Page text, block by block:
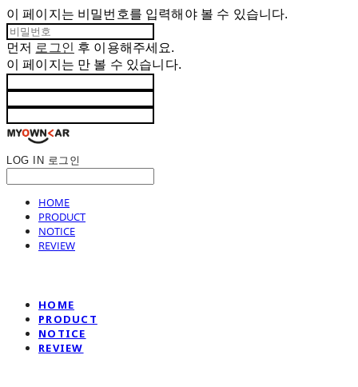
이 페이지는 비밀번호를 입력해야 볼 수 있습니다.
먼저 로그인 후 이용해주세요.
이 페이지는 만 볼 수 있습니다.
LOG IN 로그인
HOME
PRODUCT
NOTICE
REVIEW
HOME
PRODUCT
NOTICE
REVIEW